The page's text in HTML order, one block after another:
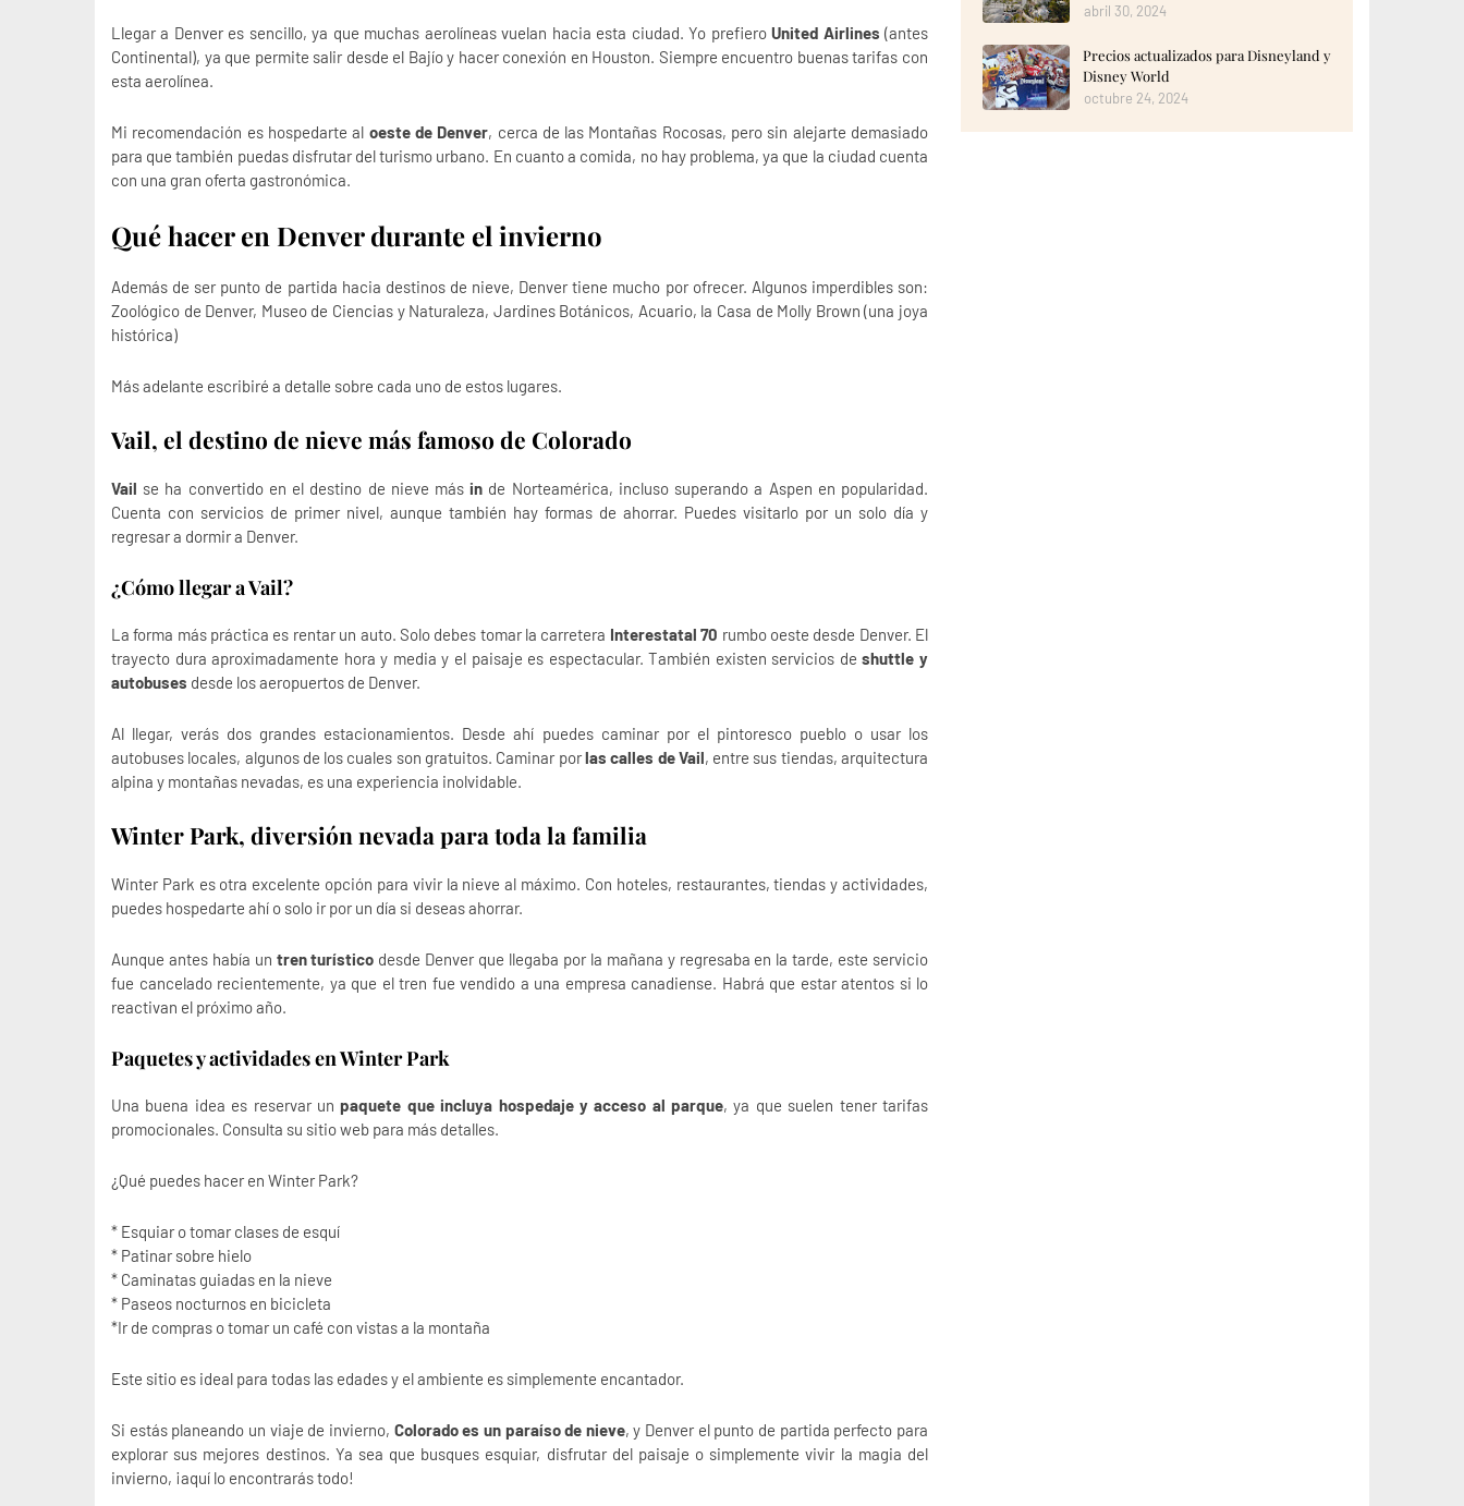
Llegar a Denver es sencillo, ya que muchas aerolíneas vuelan hacia esta ciudad. Yo prefieroUnited Airlines (antes
Continental), ya que permite salir desde el Bajío y hacer conexión en Houston. Siempre encuentro buenas tarifas con
esta aerolínea.
Mi recomendación es hospedarte al oeste de Denver, cerca de las Montañas Rocosas, pero sin alejarte demasiado
para que también puedas disfrutar del turismo urbano. En cuanto a comida, no hay problema, ya que la ciudad cuenta
con una gran oferta gastronómica.
Qué hacer en Denver durante el invierno
Además de ser punto de partida hacia destinos de nieve, Denver tiene mucho por ofrecer. Algunos imperdibles son:
Zoológico de Denver, Museo de Ciencias y Naturaleza, Jardines Botánicos, Acuario, la Casa de Molly Brown (una joya
histórica)
Más adelante escribiré a detalle sobre cada uno de estos lugares.
Vail, el destino de nieve más famoso de Colorado
Vail se ha convertido en el destino de nieve másin de Norteamérica, incluso superando a Aspen en popularidad.
Cuenta con servicios de primer nivel, aunque también hay formas de ahorrar. Puedes visitarlo por un solo día y
regresar a dormir a Denver.
¿Cómo llegar a Vail?
La forma más práctica es rentar un auto. Solo debes tomar la carretera Interestatal 70 rumbo oeste desde Denver. El
trayecto dura aproximadamente hora y media y el paisaje es espectacular. También existen servicios deshuttle y
autobuses desde los aeropuertos de Denver.
Al llegar, verás dos grandes estacionamientos. Desde ahí puedes caminar por el pintoresco pueblo o usar los
autobuses locales, algunos de los cuales son gratuitos. Caminar porlas calles de Vail, entre sus tiendas, arquitectura
alpina y montañas nevadas, es una experiencia inolvidable.
Winter Park, diversión nevada para toda la familia
Winter Park es otra excelente opción para vivir la nieve al máximo. Con hoteles, restaurantes, tiendas y actividades,
puedes hospedarte ahí o solo ir por un día si deseas ahorrar.
Aunque antes había un tren turístico desde Denver que llegaba por la mañana y regresaba en la tarde, este servicio
fue cancelado recientemente, ya que el tren fue vendido a una empresa canadiense. Habrá que estar atentos si lo
reactivan el próximo año.
Paquetes y actividades en Winter Park
Una buena idea es reservar unpaquete que incluya hospedaje y acceso al parque, ya que suelen tener tarifas
promocionales. Consulta su sitio web para más detalles.
¿Qué puedes hacer en Winter Park?
* Esquiar o tomar clases de esquí
* Patinar sobre hielo
* Caminatas guiadas en la nieve
* Paseos nocturnos en bicicleta
*Ir de compras o tomar un café con vistas a la montaña
Este sitio es ideal para todas las edades y el ambiente es simplemente encantador.
Si estás planeando un viaje de invierno, Colorado es un paraíso de nieve, y Denver el punto de partida perfecto para
explorar sus mejores destinos. Ya sea que busques esquiar, disfrutar del paisaje o simplemente vivir la magia del
invierno, ¡aquí lo encontrarás todo!
abril 30, 2024
Precios actualizados para Disneyland y
Disney World
octubre 24, 2024